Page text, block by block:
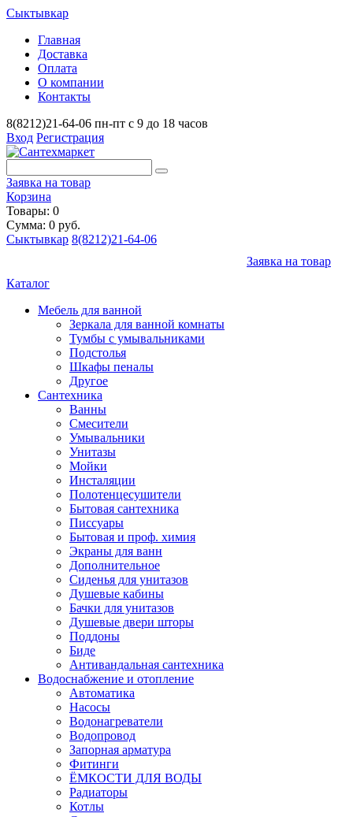
Сыктывкар
Главная
Доставка
Оплата
О компании
Контакты
8(8212)21-64-06 пн-пт с 9 до 18 часов
Вход Регистрация
Заявка на товар
Корзина
Товары: 0
Сумма: 0 руб.
Сыктывкар 8(8212)21-64-06
Заявка на товар
Каталог
Мебель для ванной
Зеркала для ванной комнаты
Тумбы с умывальниками
Подстолья
Шкафы пеналы
Другое
Сантехника
Ванны
Смесители
Умывальники
Унитазы
Мойки
Инсталяции
Полотенцесушители
Бытовая сантехника
Писсуары
Бытовая и проф. химия
Экраны для ванн
Дополнительное
Сиденья для унитазов
Душевые кабины
Бачки для унитазов
Душевые двери шторы
Поддоны
Биде
Антивандальная сантехника
Водоснабжение и отопление
Автоматика
Насосы
Водонагреватели
Водопровод
Запорная арматура
Фитинги
ЁМКОСТИ ДЛЯ ВОДЫ
Радиаторы
Котлы